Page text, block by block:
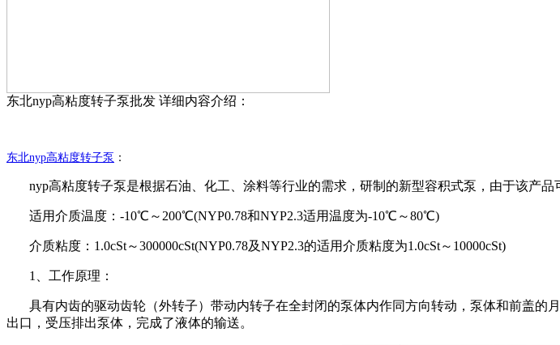
东北nyp高粘度转子泵批发 详细内容介绍：
东北nyp高粘度转子泵 ：
nyp高粘度转子泵是根据石油、化工、涂料等行业的需求，研制的新型容积式泵，由于该产
适用介质温度： -10℃～200℃(NYP0.78和NYP2.3适用温度为-10℃～80℃)
介质粘度： 1.0cSt～300000cSt(NYP0.78及NYP2.3的适用介质粘度为1.0cSt～10000cSt)
1、工作原理：
具有内齿的驱动齿轮（外转子）带动内转子在全封闭的泵体内作同方向转动，泵体和前盖
出口，受压排出泵体，完成了液体的输送。